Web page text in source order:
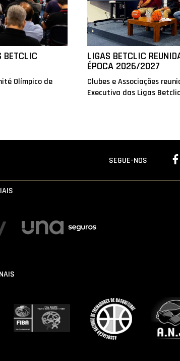
BETCLIC
Olímpico de
LIGAS BETCLIC
ÉPOCA 2026/2027
Clubes e Associações
Executiva das Ligas
SEGUE-NOS